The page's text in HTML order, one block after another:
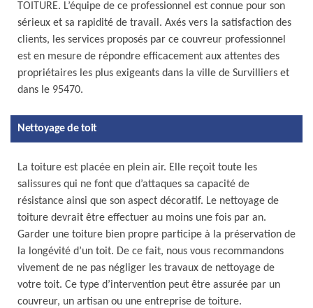
TOITURE. L’équipe de ce professionnel est connue pour son
sérieux et sa rapidité de travail. Axés vers la satisfaction des
clients, les services proposés par ce couvreur professionnel
est en mesure de répondre efficacement aux attentes des
propriétaires les plus exigeants dans la ville de Survilliers et
dans le 95470.
Nettoyage de toit
La toiture est placée en plein air. Elle reçoit toute les
salissures qui ne font que d’attaques sa capacité de
résistance ainsi que son aspect décoratif. Le nettoyage de
toiture devrait être effectuer au moins une fois par an.
Garder une toiture bien propre participe à la préservation de
la longévité d’un toit. De ce fait, nous vous recommandons
vivement de ne pas négliger les travaux de nettoyage de
votre toit. Ce type d’intervention peut être assurée par un
couvreur, un artisan ou une entreprise de toiture.